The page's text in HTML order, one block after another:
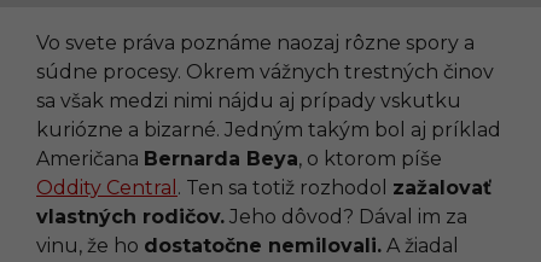
1
2
2
0
2
5
,
1
Vo svete práva poznáme naozaj rôzne spory a
súdne procesy. Okrem vážnych trestných činov
sa však medzi nimi nájdu aj prípady vskutku
kuriózne a bizarné. Jedným takým bol aj príklad
Američana Bernarda Beya, o ktorom píše
Oddity Central . Ten sa totiž rozhodol zažalovať
vlastných rodičov. Jeho dôvod? Dával im za
vinu, že ho dostatočne nemilovali. A žiadal